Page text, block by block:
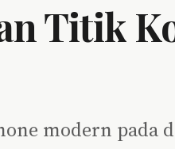
Titik
modern pada